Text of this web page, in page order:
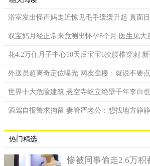
主姓张，他之所以会在旁边安装隔离桩，
浴室发出怪声妈走近惊见毛手缓缓升起 真面
双宝妈月经正常来竟测出怀孕8个月 医生见大
花4.2万住月子中心10天后宝宝6次腰椎穿刺
外送员超离奇定位曝光 网友歪楼：就说不要
世界十大危险建筑 悬空寺屹立绝壁千年李白
酒驾自报警求拘留 妻管严老公：想找地方静
热门精选
惨被同事偷走2.6万积